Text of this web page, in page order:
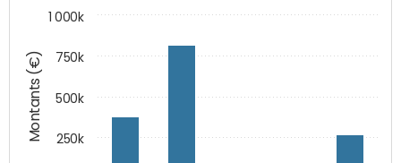
Montants (€)
1 000k
250k
500k
750k